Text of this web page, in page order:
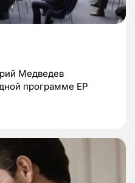
Медведев
программе ЕР